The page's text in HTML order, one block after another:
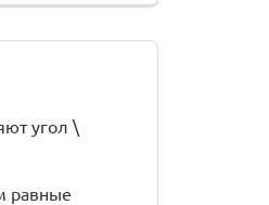
угол \
равные